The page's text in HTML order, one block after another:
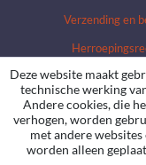
Verzending en
Deze website maakt
technische werking
Andere cookies, die
verhogen, worden
met andere
worden alleen